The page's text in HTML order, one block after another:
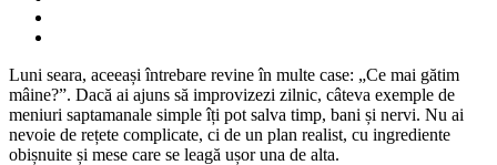
Luni seara, aceeași întrebare revine în multe case: „Ce mai gătim
mâine?”. Dacă ai ajuns să improvizezi zilnic, câteva exemple de
meniuri saptamanale simple îți pot salva timp, bani și nervi. Nu ai
nevoie de rețete complicate, ci de un plan realist, cu ingrediente
obișnuite și mese care se leagă ușor una de alta.